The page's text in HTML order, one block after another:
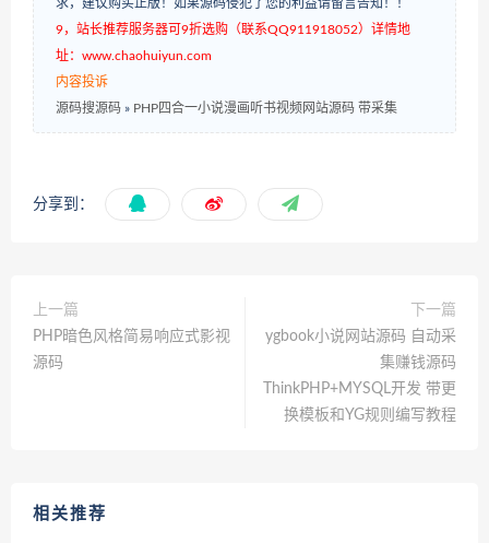
求，建议购买正版！如果源码侵犯了您的利益请留言告知！！
9，站长推荐服务器可9折选购（联系QQ911918052）详情地
址：www.chaohuiyun.com
内容投诉
源码搜源码 » PHP四合一小说漫画听书视频网站源码 带采集
分享到：
上一篇
PHP暗色风格简易响应式影视
源码
下一篇
ygbook小说网站源码 自动采
集赚钱源码
ThinkPHP+MYSQL开发 带更
换模板和YG规则编写教程
相关推荐